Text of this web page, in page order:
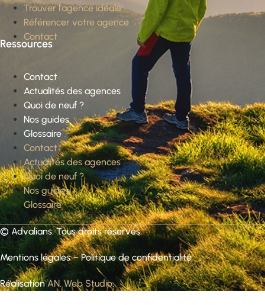
Trouver l’agence idéale
Référencer votre agence
Contact
Ressources
Contact
Actualités des agences
Quoi de neuf ?
Nos guides
Glossaire
Contact
Actualités des agences
Quoi de neuf ?
Nos guides
Glossaire
© Advalians. Tous droits réservés.
Mentions légales–Politique de confidentialité
RéalisationAN. Web Studio.